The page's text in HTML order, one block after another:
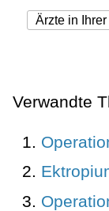
Verwandte